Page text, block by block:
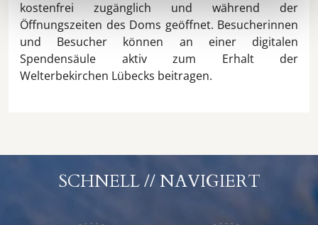
kostenfrei zugänglich und während der
Öffnungszeiten des Doms geöffnet. Besucherinnen
und Besucher können an einer digitalen
Spendensäule aktiv zum Erhalt der
Welterbekirchen Lübecks beitragen.
SCHNELL // NAVIGIERT